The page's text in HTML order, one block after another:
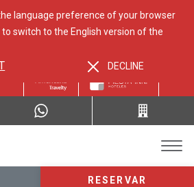
RESERVAR
language preference of your browser
to switch to the English version of the
DECLINE